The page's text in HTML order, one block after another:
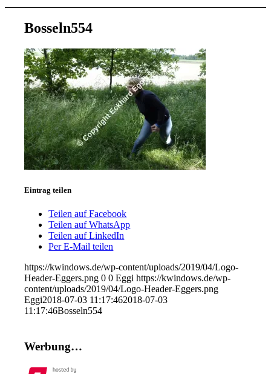
Bosseln554
Eintrag teilen
Teilen auf Facebook
Teilen auf WhatsApp
Teilen auf LinkedIn
Per E-Mail teilen
https://kwindows.de/wp-content/uploads/2019/04/Logo-
Header-Eggers.png 0 0 Eggi https://kwindows.de/wp-
content/uploads/2019/04/Logo-Header-Eggers.png
Eggi2018-07-03 11:17:462018-07-03
11:17:46Bosseln554
Werbung…